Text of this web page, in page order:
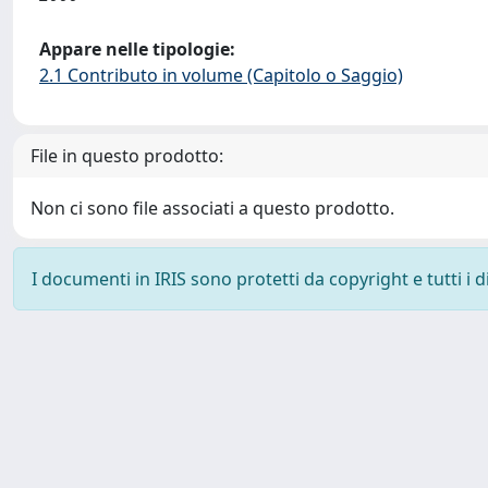
Appare nelle tipologie:
2.1 Contributo in volume (Capitolo o Saggio)
File in questo prodotto:
Non ci sono file associati a questo prodotto.
I documenti in IRIS sono protetti da copyright e tutti i